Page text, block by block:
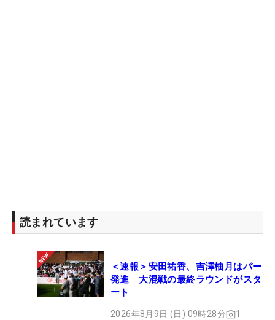
読まれています
＜速報＞安田祐香、吉澤柚月はパー
発進 大混戦の最終ラウンドがスタ
ート
2026年8月9日 (日) 09時28分 1